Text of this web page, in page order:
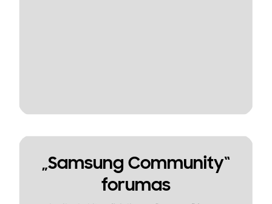
„Samsung Community“
forumas